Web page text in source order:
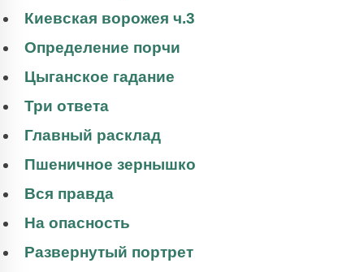
Киевская ворожея ч.3
Определение порчи
Цыганское гадание
Три ответа
Главный расклад
Пшеничное зернышко
Вся правда
На опасность
Развернутый портрет